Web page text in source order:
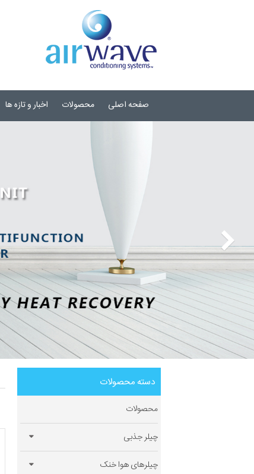
صفحه اصلی محصولات اخبار و تازه ها
دسته محصولات
محصولات
چیلر جذبی
چیلرهای هوا خنک